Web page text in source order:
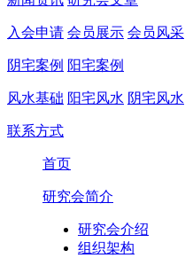
入会申请 会员展示 会员风采
阴宅案例 阳宅案例
风水基础 阳宅风水 阴宅风水
联系方式
首页
研究会简介
研究会介绍
组织架构